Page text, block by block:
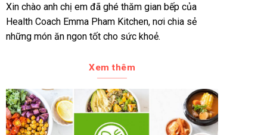
Xin chào anh chị em đã ghé thăm gian bếp của
Health Coach Emma Pham Kitchen, nơi chia sẻ
những món ăn ngon tốt cho sức khoẻ.
Xem thêm